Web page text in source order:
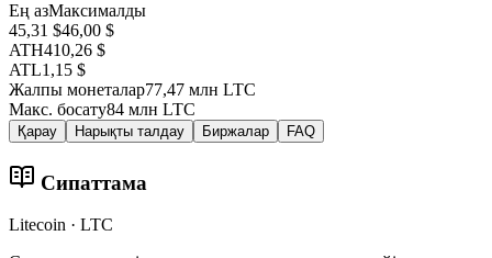
Ең азМаксималды
45,31 $46,00 $
ATH410,26 $
ATL1,15 $
Жалпы монеталар77,47 млн LTC
Макс. босату84 млн LTC
Қарау Нарықты талдау Биржалар FAQ
Сипаттама
Litecoin · LTC